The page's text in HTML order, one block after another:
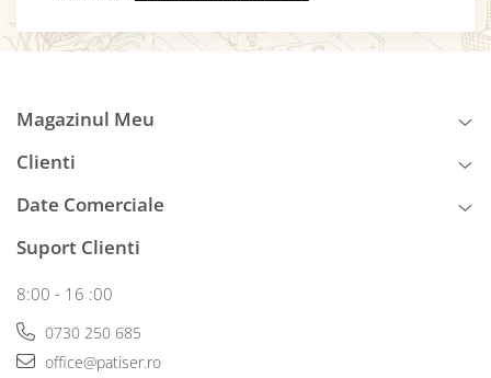
Magazinul Meu
Clienti
Date Comerciale
Suport Clienti
8:00 - 16 :00
0730 250 685
office@patiser.ro